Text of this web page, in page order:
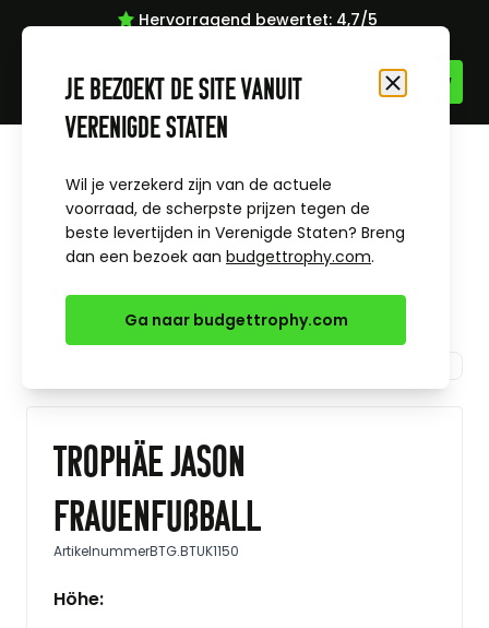
Hervorragend bewertet: 4,7/5
Trophäe Jason Frauenfußball
Trophäe Jason
Frauenfußball
ArtikelnummerBTG.BTUK1150
Höhe:
Je bezoekt de site vanuit
Verenigde Staten
Schließen
Wil je verzekerd zijn van de actuele
voorraad, de scherpste prijzen tegen de
beste levertijden in Verenigde Staten? Breng
dan een bezoek aan budgettrophy.com.
Ga naar budgettrophy.com